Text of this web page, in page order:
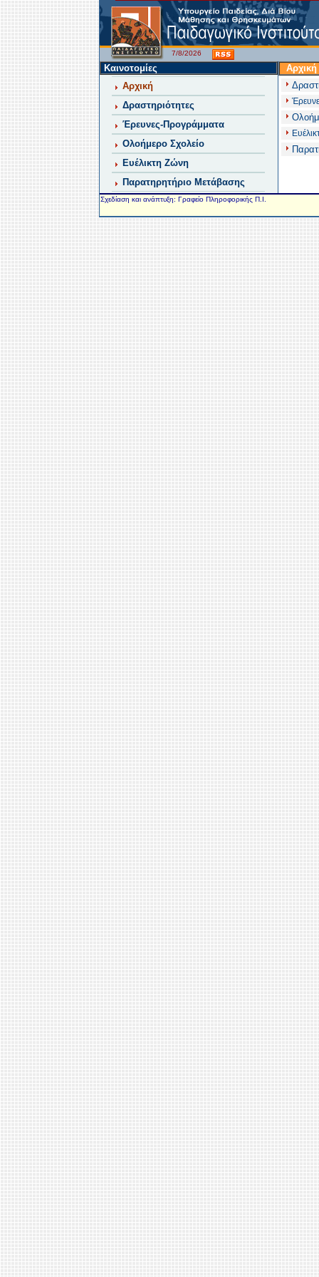
7/8/2026
Καινοτομίες
Αρχική
Δραστηριότητες
Έρευνες-Προγράμματα
Ολοήμερο Σχολείο
Ευέλικτη Ζώνη
Παρατηρητήριο Μετάβασης
Αρχική
Σχεδίαση και ανάπτυξη: Γραφείο Πληροφορικής Π.Ι.